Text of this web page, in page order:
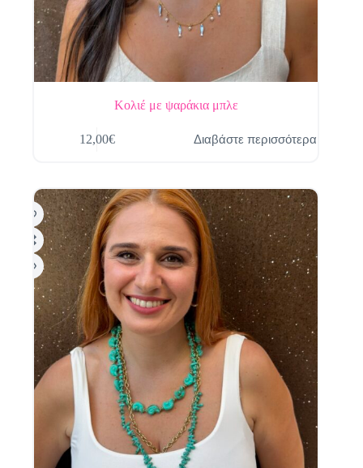
Κολιέ με ψαράκια μπλε
12,00€ Διαβάστε περισσότερα